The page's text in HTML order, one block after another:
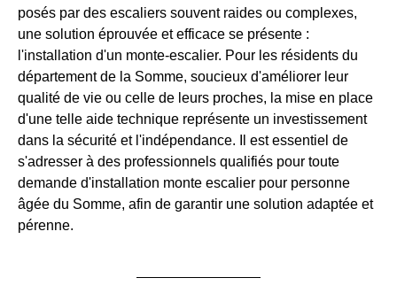
posés par des escaliers souvent raides ou complexes,
une solution éprouvée et efficace se présente :
l'installation d'un monte-escalier. Pour les résidents du
département de la Somme, soucieux d'améliorer leur
qualité de vie ou celle de leurs proches, la mise en place
d'une telle aide technique représente un investissement
dans la sécurité et l'indépendance. Il est essentiel de
s'adresser à des professionnels qualifiés pour toute
demande d'installation monte escalier pour personne
âgée du Somme, afin de garantir une solution adaptée et
pérenne.